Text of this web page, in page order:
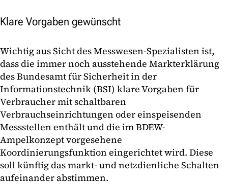
Klare Vorgaben gewünscht
Wichtig aus Sicht des Messwesen-Spezialisten ist,
dass die immer noch ausstehende Markterklärung
des Bundesamt für Sicherheit in der
Informationstechnik (BSI) klare Vorgaben für
Verbraucher mit schaltbaren
Verbrauchseinrichtungen oder einspeisenden
Messstellen enthält und die im BDEW-
Ampelkonzept vorgesehene
Koordinierungsfunktion eingerichtet wird. Diese
soll künftig das markt- und netzdienliche Schalten
aufeinander abstimmen.